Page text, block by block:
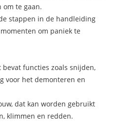
om te gaan.
stappen in de handleiding
om paniek te
functies zoals snijden,
voor het demonteren en
dat kan worden gebruikt
klimmen en redden.